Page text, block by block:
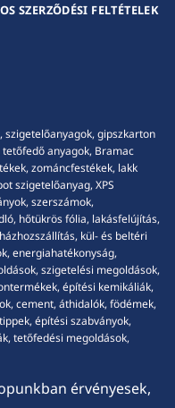
SZERZŐDÉSI FELTÉTELEK
szigetelőanyagok, gipszkarton
tetőfedő anyagok, Bramac
zománcfestékek, lakk
szigetelőanyag, XPS
szerszámok,
hőtükrös fólia, lakásfelújítás,
kül- és beltéri
energiahatékonyság,
szigetelési megoldások,
építési kemikáliák,
cement, áthidalók, födémek,
építési szabványok,
tetőfedési megoldások,
érvényesek,